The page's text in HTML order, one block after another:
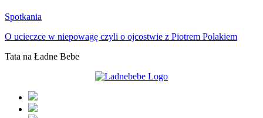
Spotkania
O ucieczce w niepowagę czyli o ojcostwie z Piotrem Polakiem
Tata na Ładne Bebe